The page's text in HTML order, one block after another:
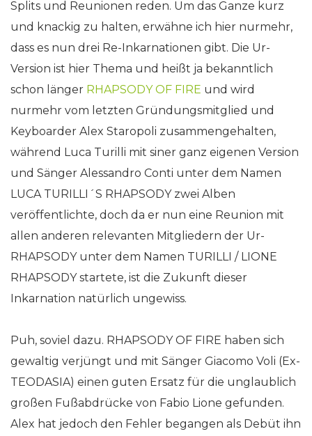
Splits und Reunionen reden. Um das Ganze kurz
und knackig zu halten, erwähne ich hier nurmehr,
dass es nun drei Re-Inkarnationen gibt. Die Ur-
Version ist hier Thema und heißt ja bekanntlich
schon länger RHAPSODY OF FIRE und wird
nurmehr vom letzten Gründungsmitglied und
Keyboarder Alex Staropoli zusammengehalten,
während Luca Turilli mit siner ganz eigenen Version
und Sänger Alessandro Conti unter dem Namen
LUCA TURILLI´S RHAPSODY zwei Alben
veröffentlichte, doch da er nun eine Reunion mit
allen anderen relevanten Mitgliedern der Ur-
RHAPSODY unter dem Namen TURILLI / LIONE
RHAPSODY startete, ist die Zukunft dieser
Inkarnation natürlich ungewiss.
Puh, soviel dazu. RHAPSODY OF FIRE haben sich
gewaltig verjüngt und mit Sänger Giacomo Voli (Ex-
TEODASIA) einen guten Ersatz für die unglaublich
großen Fußabdrücke von Fabio Lione gefunden.
Alex hat jedoch den Fehler begangen als Debüt ihn